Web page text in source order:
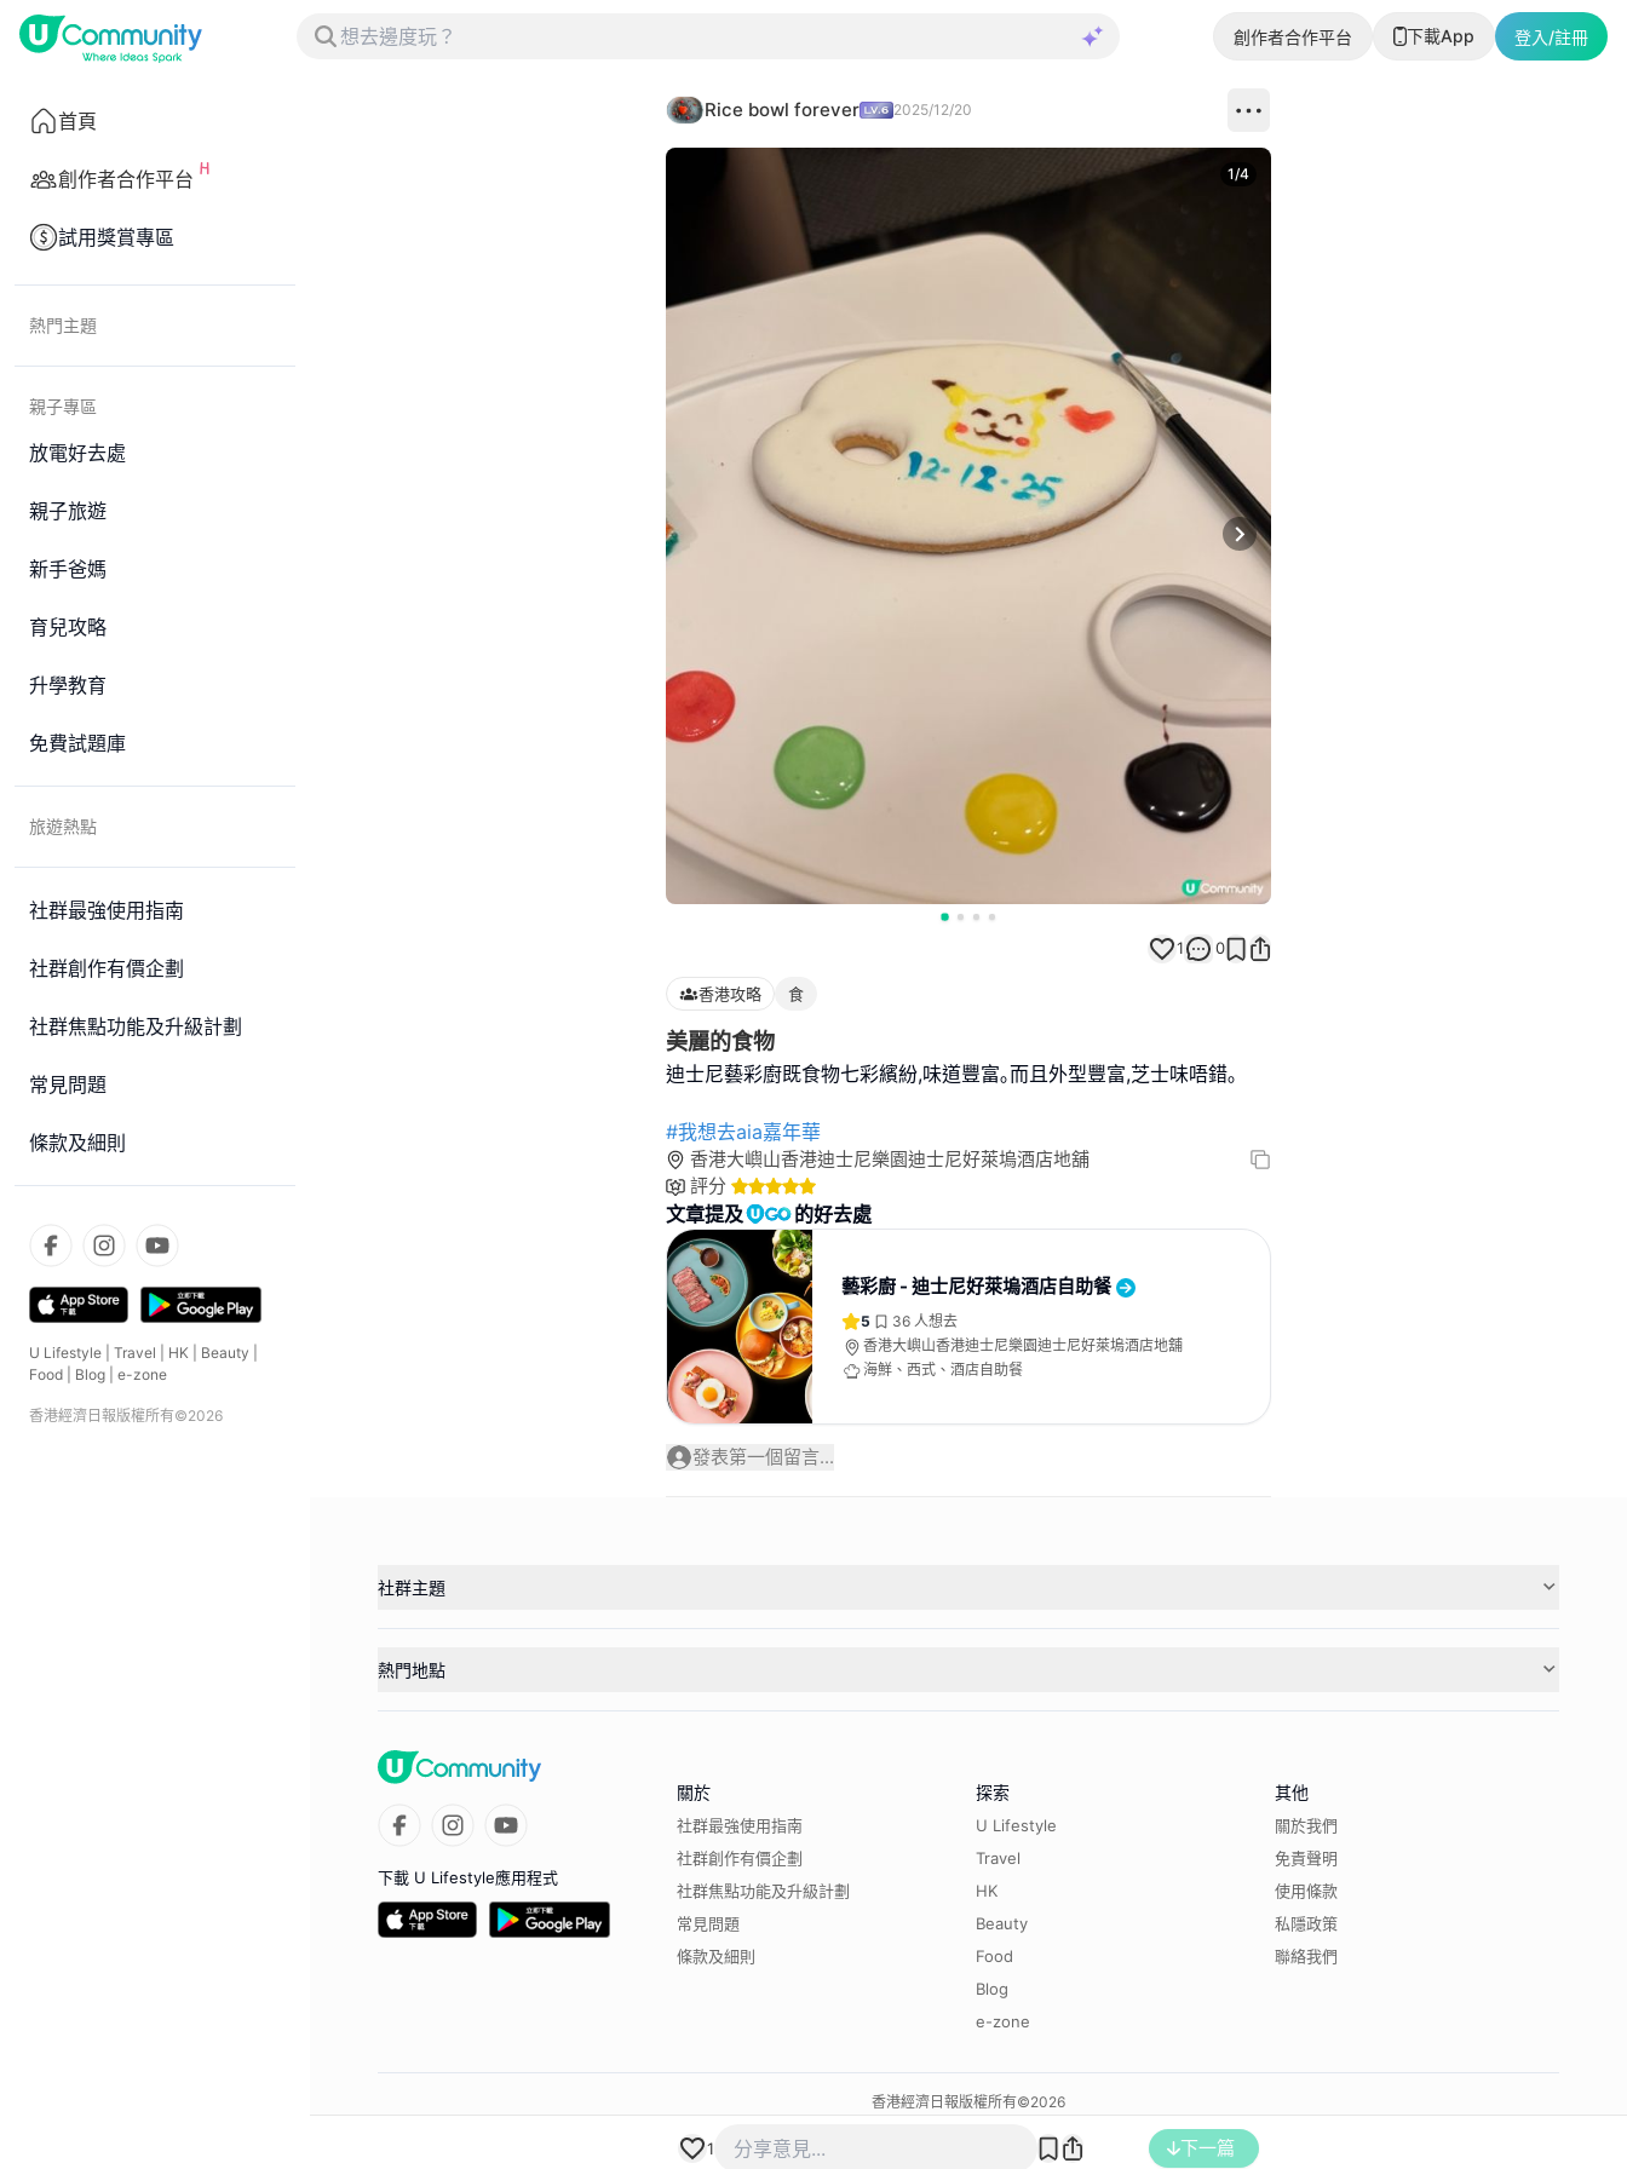
創作者合作平台 下載App 登入/註冊
首頁
創作者合作平台
試用獎賞專區
熱門主題
親子專區
放電好去處
親子旅遊
新手爸媽
育兒攻略
升學教育
免費試題庫
旅遊熱點
社群最強使用指南
社群創作有價企劃
社群焦點功能及升級計劃
常見問題
條款及細則
U Lifestyle Travel HK Beauty
Food
Blog e-zone
香港經濟日報版權所有©2026
Rice bowl forever 2025/12/20
Next slide
1/4
1 0
香港攻略 食
美麗的食物
迪士尼藝彩廚既食物七彩繽紛,味道豐富｡而且外型豐富,芝士味唔錯｡
#我想去aia嘉年華
香港大嶼山香港迪士尼樂園迪士尼好萊塢酒店地舖
評分
文章提及 的好去處
藝彩廚 - 迪士尼好萊塢酒店自助餐
5 36 人想去
香港大嶼山香港迪士尼樂園迪士尼好萊塢酒店地舖
海鮮、西式、酒店自助餐
發表第一個留言...
1 下一篇
社群主題
熱門地點
下載 U Lifestyle應用程式
關於
社群最強使用指南
社群創作有價企劃
社群焦點功能及升級計劃
常見問題
條款及細則
探索
U Lifestyle
Travel
HK
Beauty
Food
Blog
e-zone
其他
關於我們
免責聲明
使用條款
私隱政策
聯絡我們
香港經濟日報版權所有©2026